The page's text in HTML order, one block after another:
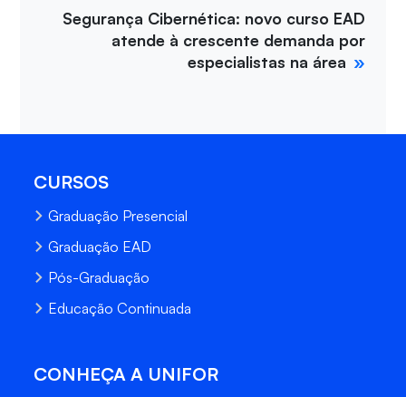
Segurança Cibernética: novo curso EAD
atende à crescente demanda por
especialistas na área
CURSOS
Graduação Presencial
Graduação EAD
Pós-Graduação
Educação Continuada
CONHEÇA A UNIFOR